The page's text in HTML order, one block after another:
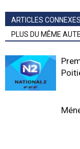
ARTICLES CONNEXES
PLUS DU MÊME